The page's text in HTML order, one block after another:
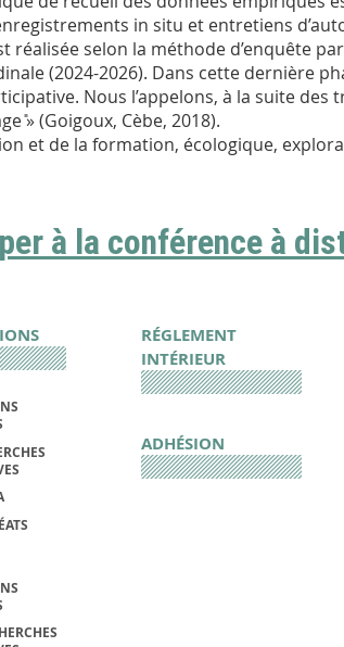
in situ et entretiens
réalisée selon la méthode d’enquête
(2024-2026). Dans cette dernière
Nous l’appelons, à la suite des
̎» (Goigoux, Cèbe, 2018).
et de la formation, écologique,
à la conférence à
RÉGLEMENT
INTÉRIEUR
ADHÉSION